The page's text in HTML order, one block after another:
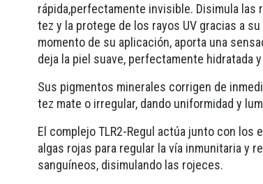
rápida,perfectamente invisible. Disimula las
tez y la protege de los rayos UV gracias a
momento de su aplicación, aporta una
deja la piel suave, perfectamente hidratada y
Sus pigmentos minerales corrigen de
tez mate o irregular, dando uniformidad y
El complejo TLR2-Regul actúa junto con los
algas rojas para regular la vía inmunitaria y
sanguíneos, disimulando las rojeces.